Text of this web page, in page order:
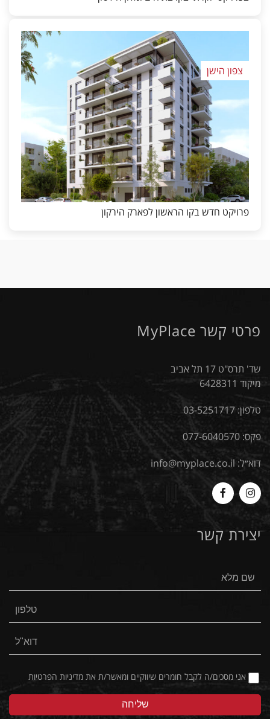
צפון הישן
פרויקט חדש בקו הראשון לפארק הירקון
פרטי קשר MyPlace
שד' תרס"ט 17 תל אביב
מיקוד 6428311
טלפון:03-5251717
פקס: 077-6040570
דוא״ל: info@myplace.co.il
Myplace
-
Instagram
MyPlace
Facebook
יצירת קשר
אני מסכים/ה לקבל חומרים שיווקיים ומאשר/ת את מדיניות הפרטיות